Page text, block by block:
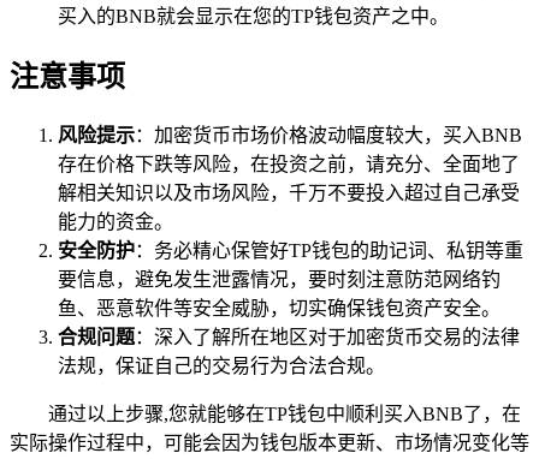
买入的BNB就会显示在您的TP钱包资产之中。
注意事项
风险提示：加密货币市场价格波动幅度较大，买入BNB
存在价格下跌等风险，在投资之前，请充分、全面地了
解相关知识以及市场风险，千万不要投入超过自己承受
能力的资金。
安全防护：务必精心保管好TP钱包的助记词、私钥等重
要信息，避免发生泄露情况，要时刻注意防范网络钓
鱼、恶意软件等安全威胁，切实确保钱包资产安全。
合规问题：深入了解所在地区对于加密货币交易的法律
法规，保证自己的交易行为合法合规。
通过以上步骤,您就能够在TP钱包中顺利买入BNB了，在
实际操作过程中，可能会因为钱包版本更新、市场情况变化等